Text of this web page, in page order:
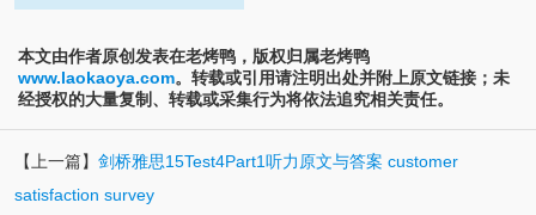
本文由作者原创发表在老烤鸭，版权归属老烤鸭
www.laokaoya.com。转载或引用请注明出处并附上原文链接；未
经授权的大量复制、转载或采集行为将依法追究相关责任。
【上一篇】 剑桥雅思15Test4Part1听力原文与答案 customer
satisfaction survey